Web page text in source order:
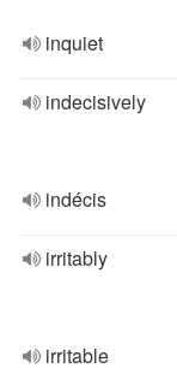
inquiet
indecisively
indécis
irritably
irritable